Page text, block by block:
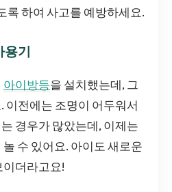
록 하여 사고를 예방하세요.
용기
아이방등을 설치했는데, 그
이전에는 조명이 어두워서
경우가 많았는데, 이제는
수 있어요. 아이도 새로운
이더라고요!